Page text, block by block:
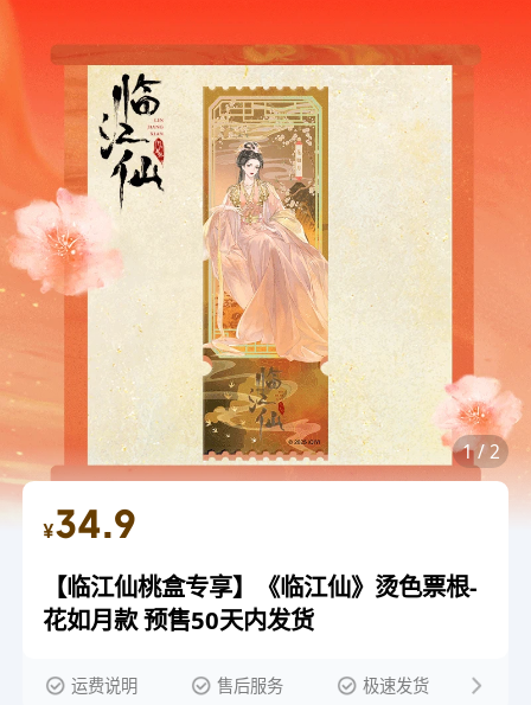
1/2
¥34.9
【临江仙桃盒专享】《临江仙》烫色票根-
花如月款 预售50天内发货
运费说明 售后服务 极速发货